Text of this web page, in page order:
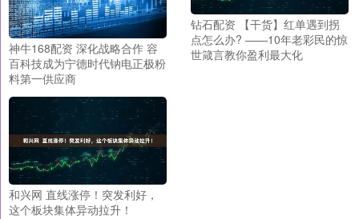
神牛168配资 深化战略合作 容
百科技成为宁德时代钠电正极粉
料第一供应商
钻石配资 【干货】红单遇到拐
点怎么办? ——10年老彩民的惊
世箴言教你盈利最大化
和兴网 直线涨停！突发利好，
这个板块集体异动拉升！